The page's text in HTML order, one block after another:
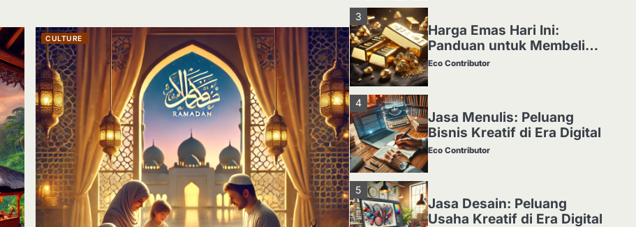
CULTURE
4
Jasa Menulis: Peluang
Bisnis Kreatif di Era Digital
Eco Contributor
5
Jasa Desain: Peluang
Usaha Kreatif di Era Digital
Eco Contributor
1
Media Tanam: Jenis,
Fungsi, dan Cara Membuat